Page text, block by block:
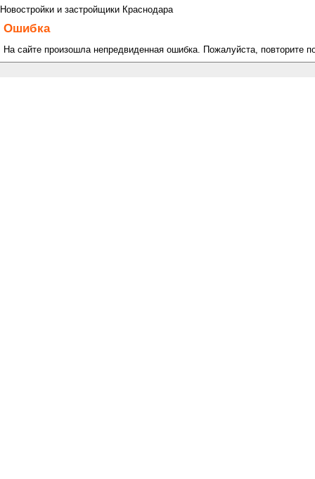
Новостройки и застройщики Краснодара
Ошибка
На сайте произошла непредвиденная ошибка. Пожалуйста, повторите